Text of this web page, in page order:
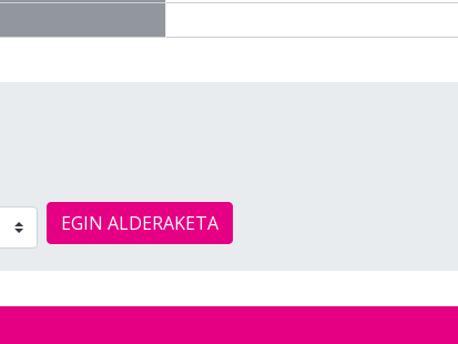
EGIN ALDERAKETA